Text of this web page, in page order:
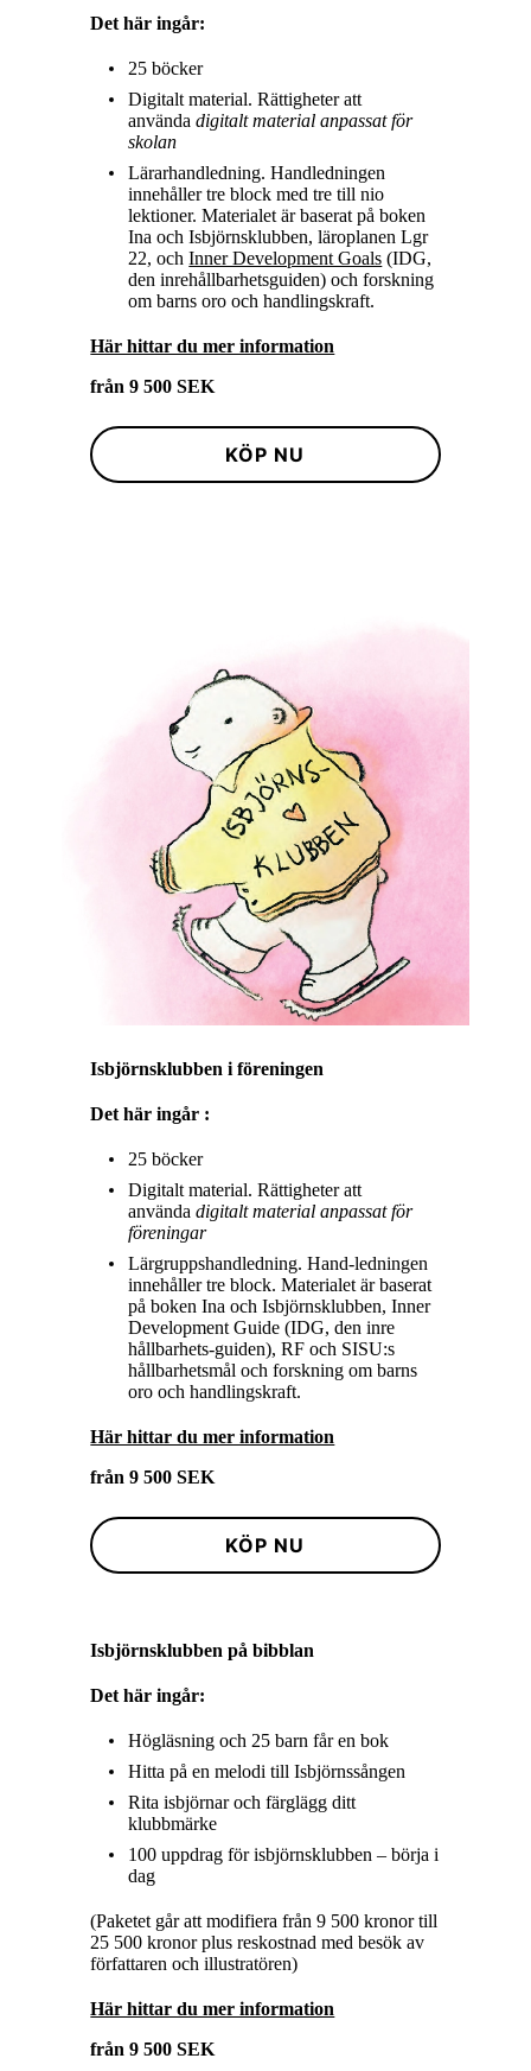
Dethäringår:
25 böcker
Digitalt material. Rättigheter att
användadigitaltmaterial anpassat för
skolan
Lärarhandledning. Handledningen
innehåller tre block med tre till nio
lektioner. Materialet är baserat på boken
Ina och Isbjörnsklubben, läroplanen Lgr
22, ochInner Development Goals (IDG,
den inrehållbarhetsguiden) och forskning
om barns oro och handlingskraft.
Här hittar du mer information
från 9 500 SEK
KÖP NU
Isbjörnsklubben i föreningen
Dethäringår :
25 böcker
Digitalt material. Rättigheter att
användadigitaltmaterial anpassat för
föreningar
Lärgruppshandledning. Hand-ledningen
innehåller tre block. Materialet är baserat
på boken Ina och Isbjörnsklubben, Inner
Development Guide (IDG, den inre
hållbarhets-guiden), RF och SISU:s
hållbarhetsmål och forskning om barns
oro och handlingskraft.
Här hittar du mer information
från 9 500 SEK
KÖP NU
Isbjörnsklubben på bibblan
Dethäringår:
Högläsning och 25 barn får en bok
Hitta på en melodi till Isbjörnssången
Rita isbjörnar och färglägg ditt
klubbmärke
100 uppdrag för isbjörnsklubben – börja i
dag
(Paketet går att modifiera från 9 500 kronor till
25 500 kronor plus reskostnad med besök av
författaren och illustratören)
Här hittar du mer information
från 9 500 SEK